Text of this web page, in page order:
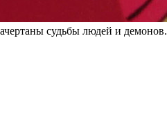
судьбы людей и демонов.